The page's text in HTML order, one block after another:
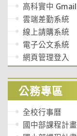
高科實中 Gmail
雲端差勤系統
線上請購系統
電子公文系統
網頁管理登入
公務專區
全校行事曆
國中部課程計畫